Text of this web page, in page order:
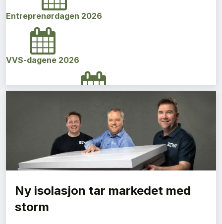
Entreprenørdagen 2026
VVS-dagene 2026
Norges bygg- og eiendomskonferanse 2026
Vi Bygger Vestland 2026
Byggenæringens Klimakonferanse 2026
Ny isolasjon tar markedet med
storm